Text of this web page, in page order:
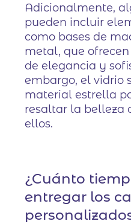
Adicionalmente,
pueden incluir
como bases de
metal, que
de elegancia y
embargo, el vidrio
material estrella
resaltar la belleza
ellos.
¿Cuánto
entregar los